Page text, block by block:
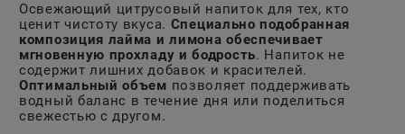
Освежающий цитрусовый напиток для тех, кто
ценит чистоту вкуса. Специально подобранная
композиция лайма и лимона обеспечивает
мгновенную прохладу и бодрость. Напиток не
содержит лишних добавок и красителей.
Оптимальный объем позволяет поддерживать
водный баланс в течение дня или поделиться
свежестью с другом.